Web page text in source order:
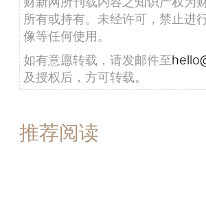
所有或持有。未经许可，禁止进
像等任何使用。
如有意愿转载，请发邮件至
及授权后，方可转载。
推荐阅读